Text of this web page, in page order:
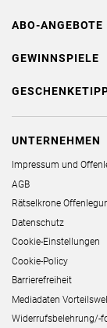
ABO-ANGEBOTE
GEWINNSPIELE
UNTERNEHMEN
Impressum und
AGB
Rätselkrone
Datenschutz
Cookie-Einstellungen
Cookie-Policy
Barrierefreiheit
Mediadaten
Widerrufsbelehrung/-